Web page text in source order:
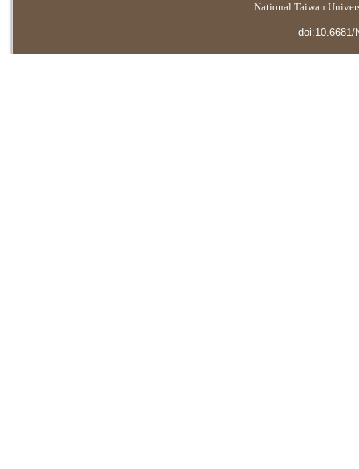
National Taiwan
doi:10.6681/